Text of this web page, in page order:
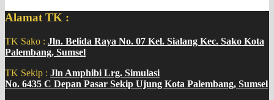
Alamat TK :
TK Sako : Jln. Belida Raya No. 07 Kel. Sialang Kec. Sako Kota
Palembang, Sumsel
TK Sekip : Jln Amphibi Lrg. Simulasi
No. 6435 C Depan Pasar Sekip Ujung Kota Palembang, Sumsel